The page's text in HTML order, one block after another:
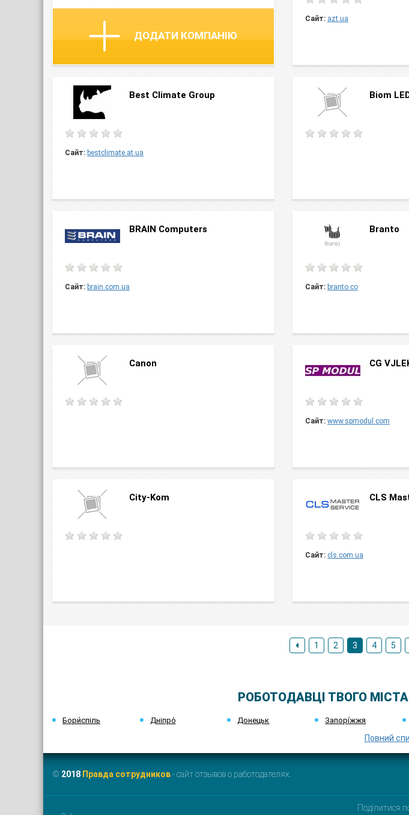
ДОДАТИ КОМПАНІЮ
Сайт: azt.ua
Best Climate Group
Сайт: bestclimate.at.ua
Biom
BRAIN Computers
Сайт: brain.com.ua
Branto
Сайт: branto.co
Canon CG
Сайт: www.spmodul.com
City-Kom CLS
Сайт: cls.com.ua
1 2 3 4 5
РОБОТОДАВЦІ ТВОГО
Бори́спіль Дніпро́ Донецьк Запорі́жжя
Повний
© 2018 Правда сотрудников- сайт отзывов о работодателях.
Поділитися